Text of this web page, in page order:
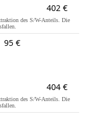
402 €
des S/W-Anteils. Die
95 €
404 €
des S/W-Anteils. Die